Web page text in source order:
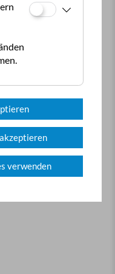
die für
Generell sollten
befahren
verwenden